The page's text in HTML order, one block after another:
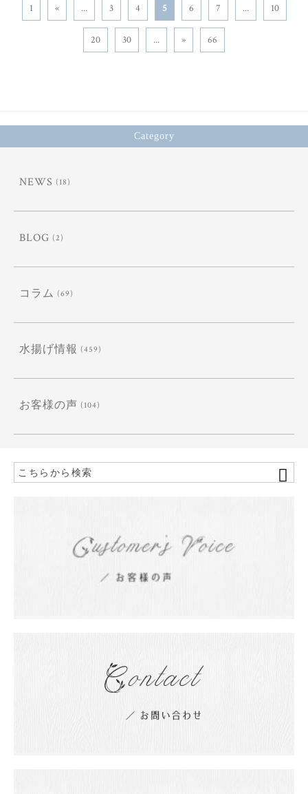
1 « ... 3 4 5 6 7 ... 10
20 30 ... » 66
Category
NEWS (18)
BLOG (2)
コラム (69)
水揚げ情報 (459)
お客様の声 (104)